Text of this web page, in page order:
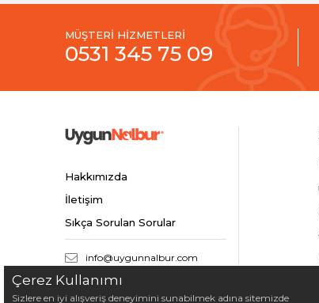
MÜŞTERİ HİZMETLERİ
0531 345 75 09
Hakkımızda
İletişim
Sıkça Sorulan Sorular
info@uygunnalbur.com
Çerez Kullanımı
Sizlere en iyi alışveriş deneyimini sunabilmek adına sitemizde